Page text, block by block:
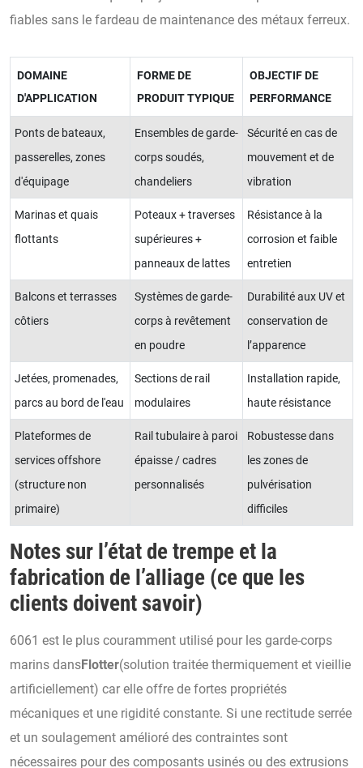
fiables sans le fardeau de maintenance des métaux ferreux.
DOMAINE
D'APPLICATION
FORME DE
PRODUIT TYPIQUE
OBJECTIF DE
PERFORMANCE
Ponts de bateaux,
passerelles, zones
d'équipage
Ensembles de garde-
corps soudés,
chandeliers
Sécurité en cas de
mouvement et de
vibration
Marinas et quais
flottants
Poteaux + traverses
supérieures +
panneaux de lattes
Résistance à la
corrosion et faible
entretien
Balcons et terrasses
côtiers
Systèmes de garde-
corps à revêtement
en poudre
Durabilité aux UV et
conservation de
l’apparence
Jetées, promenades,
parcs au bord de l'eau
Sections de rail
modulaires
Installation rapide,
haute résistance
Plateformes de
services offshore
(structure non
primaire)
Rail tubulaire à paroi
épaisse / cadres
personnalisés
Robustesse dans
les zones de
pulvérisation
difficiles
Notes sur l’état de trempe et la
fabrication de l’alliage (ce que les
clients doivent savoir)
6061 est le plus couramment utilisé pour les garde-corps
marins dansFlotter(solution traitée thermiquement et vieillie
artificiellement) car elle offre de fortes propriétés
mécaniques et une rigidité constante. Si une rectitude serrée
et un soulagement amélioré des contraintes sont
nécessaires pour des composants usinés ou des extrusions